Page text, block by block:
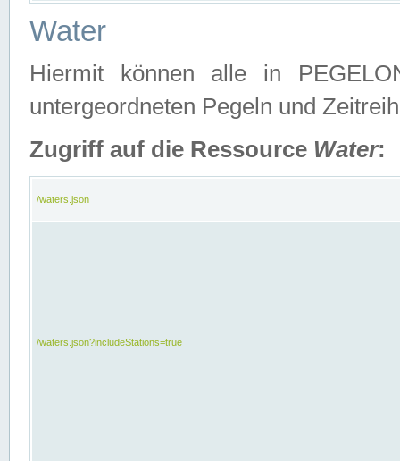
Water
Hiermit können alle in
untergeordneten Pegeln und
Zugriff auf die Ressource Water:
/waters.json
/waters.json?includeStations=true